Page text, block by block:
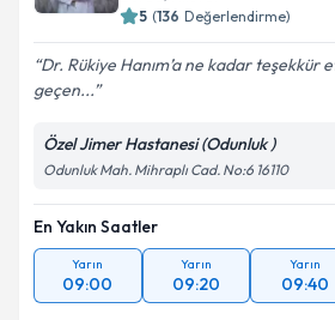
5 (136 Değerlendirme)
Dr. Rükiye Hanım’a ne kadar teşekkür
geçen...
Özel Jimer Hastanesi (Odunluk )
Odunluk Mah. Mihraplı Cad. No:6 16110
En Yakın Saatler
Yarın
09:00
Yarın
09:20
Yarın
09:40